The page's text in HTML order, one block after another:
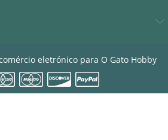
eletrónico para O Gato Hobby